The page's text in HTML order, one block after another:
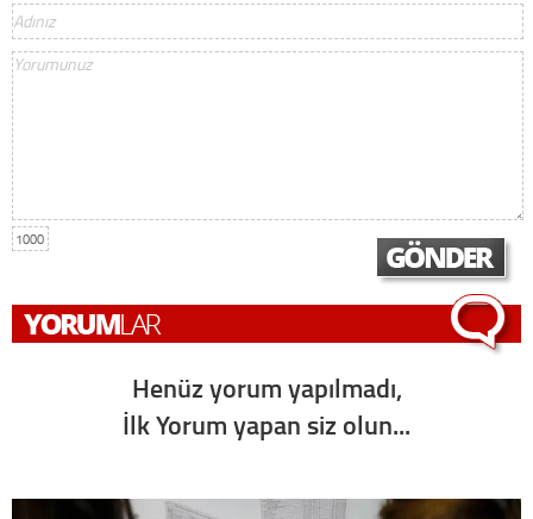
1000
Henüz yorum yapılmadı,
İlk Yorum yapan siz olun...